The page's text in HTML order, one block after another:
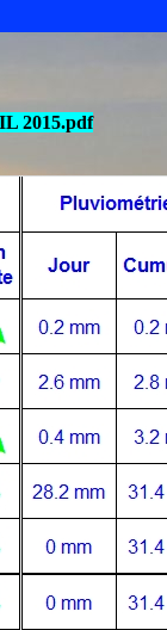
2015.pdf